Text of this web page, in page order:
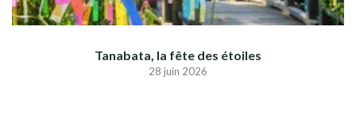
Tanabata, la fête des étoiles
28 juin 2026